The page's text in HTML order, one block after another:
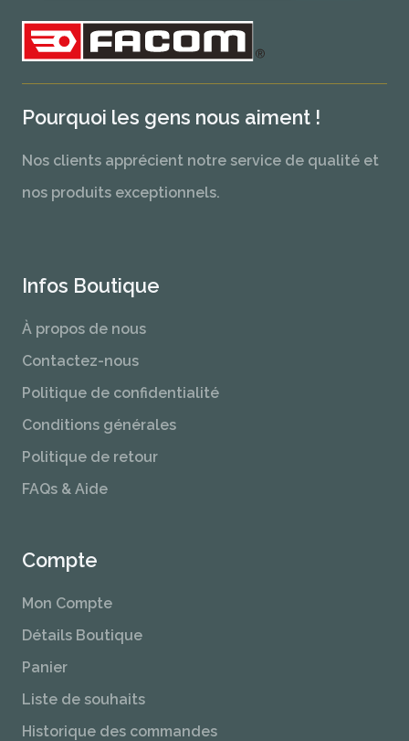
Pourquoi les gens nous aiment !
Nos clients apprécient notre service de qualité et
nos produits exceptionnels.
Infos Boutique
À propos de nous
Contactez-nous
Politique de confidentialité
Conditions générales
Politique de retour
FAQs & Aide
Compte
Mon Compte
Détails Boutique
Panier
Liste de souhaits
Historique des commandes